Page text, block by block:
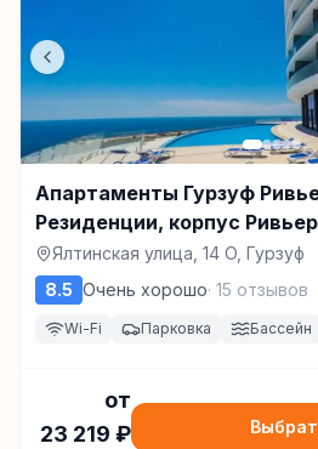
Апартаменты Гурзуф
Резиденции, корпус
Ялтинская улица, 14 O, Гурзуф
8.5 Очень хорошо· 15 отзывов
Wi-Fi Парковка Бассейн
от
23 219 ₽